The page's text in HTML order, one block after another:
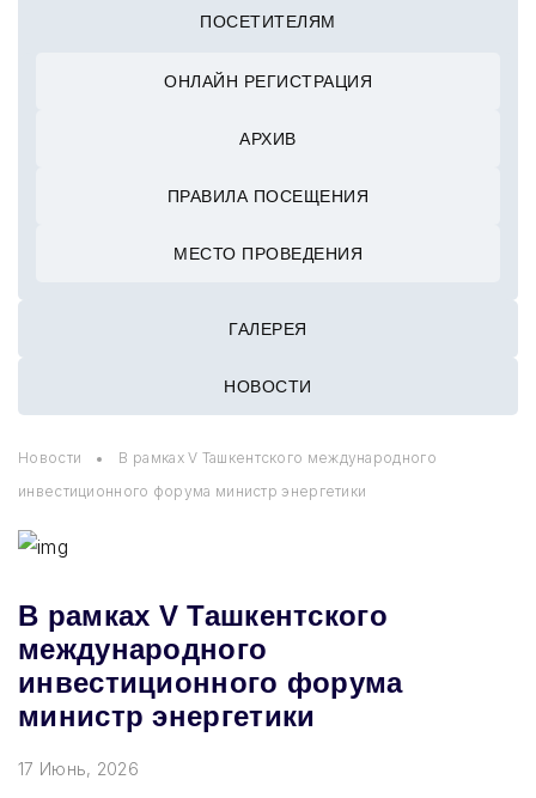
ПОСЕТИТЕЛЯМ
ОНЛАЙН РЕГИСТРАЦИЯ
АРХИВ
ПРАВИЛА ПОСЕЩЕНИЯ
МЕСТО ПРОВЕДЕНИЯ
ГАЛЕРЕЯ
НОВОСТИ
Новости
В рамках V Ташкентского международного
инвестиционного форума министр энергетики
В рамках V Ташкентского
международного
инвестиционного форума
министр энергетики
17 Июнь, 2026